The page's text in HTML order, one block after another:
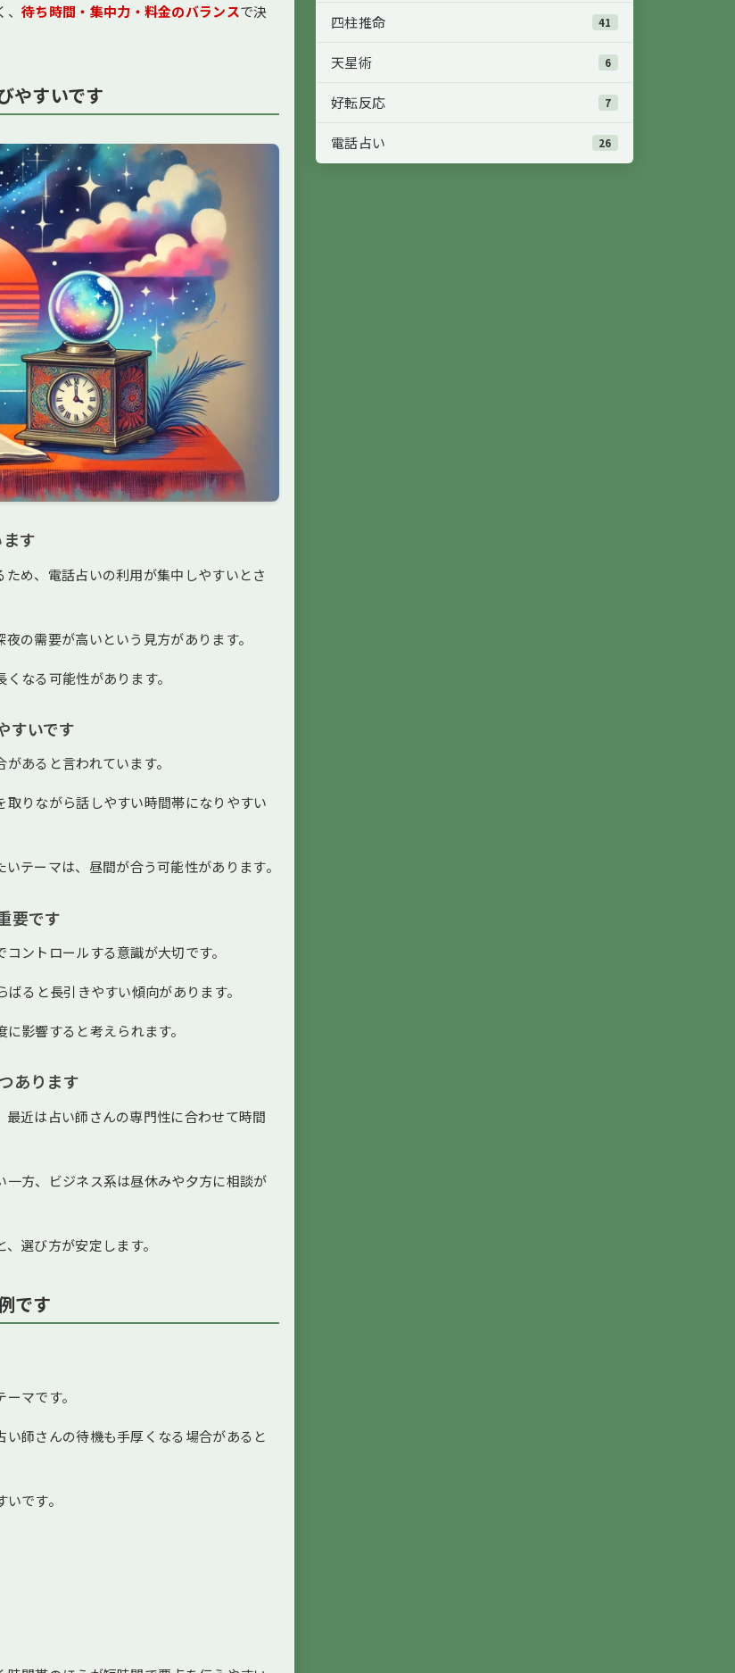
、待ち時間・集中力・料金のバランスで決
やすいです
す
め、電話占いの利用が集中しやすいとさ
の需要が高いという見方があります。
なる可能性があります。
すいです
あると言われています。
りながら話しやすい時間帯になりやすい
テーマは、昼間が合う可能性があります。
要です
ントロールする意識が大切です。
ると長引きやすい傾向があります。
に影響すると考えられます。
あります
近は占い師さんの専門性に合わせて時間
方、ビジネス系は昼休みや夕方に相談が
選び方が安定します。
です
マです。
師さんの待機も手厚くなる場合があると
です。
四柱推命 41
天星術 6
好転反応 7
電話占い 26